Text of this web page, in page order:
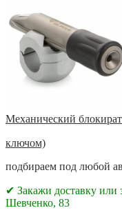
Механический
ключом)
подбираем под любой
✔ Закажи доставку или
Шевченко, 83